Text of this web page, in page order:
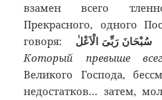
взамен всего
Прекрасного, одного
говоря:
سُبْحَانَ رَبِّىَ الْاَعْلٰ
Который превыше
Великого Господа,
недостатков… затем,